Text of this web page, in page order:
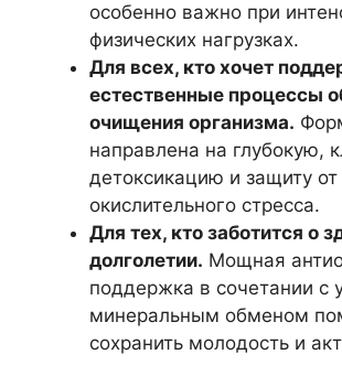
особенно важно при
физических нагрузках.
Для всех, кто хочет
естественные процессы
очищения организма.
направлена на глубокую,
детоксикацию и защиту от
окислительного стресса.
Для тех, кто заботится о
долголетии. Мощная
поддержка в сочетании с
минеральным обменом
сохранить молодость и